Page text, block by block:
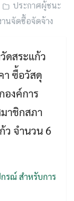
ประกาศผู้ชนะ
นจัดซื้อจัดจ้าง
ดสระแก้ว
า ซื้อวัสดุ
องค์การ
าชิกสภา
ว จำนวน 6
รณ์ สำหรับการ